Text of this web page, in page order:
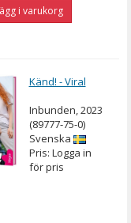
i varukorg
Känd! - Viral
Inbunden, 2023
(89777-75-0)
Svenska
Pris: Logga in
för pris